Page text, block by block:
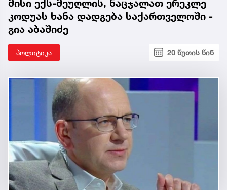
მისი ექს-მეუღლის, ნაცჯალათ ერეკლე
კოდუას ხანა დადგება საქართველოში -
გია აბაშიძე
პოლიტიკა 20 წუთის წინ